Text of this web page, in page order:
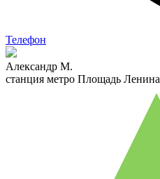
Телефон
Александр М.
станция метро Площадь Ленина